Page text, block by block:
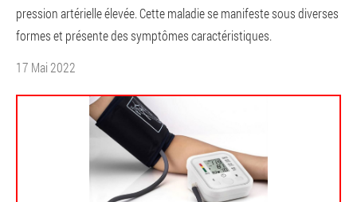
pression artérielle élevée. Cette maladie se manifeste sous diverses
formes et présente des symptômes caractéristiques.
17 Mai 2022